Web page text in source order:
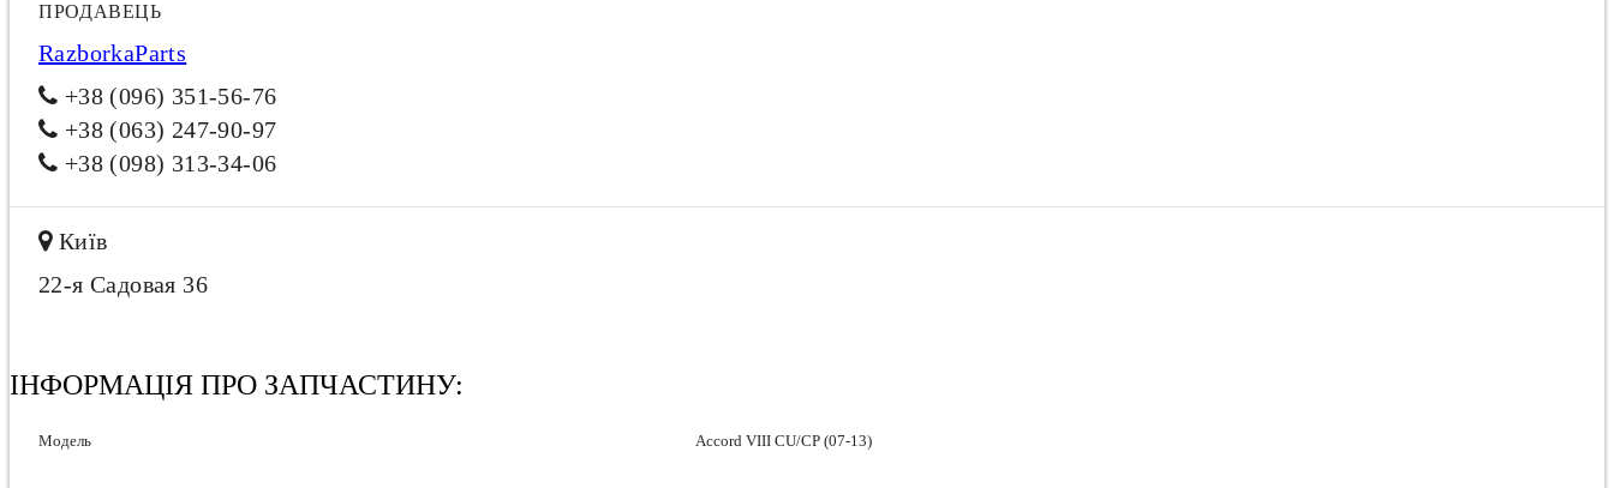
ПРОДАВЕЦЬ
RazborkaParts
+38 (096) 351-56-76
+38 (063) 247-90-97
+38 (098) 313-34-06
Київ
22-я Садовая 36
ІНФОРМАЦІЯ ПРО ЗАПЧАСТИНУ:
Модель Accord VIII CU/CP (07-13)